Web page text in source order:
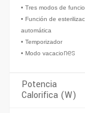
• Tres modos de
• Función de
automática
• Temporizador
• Modo vacaciones
Potencia
Calorifica (W)